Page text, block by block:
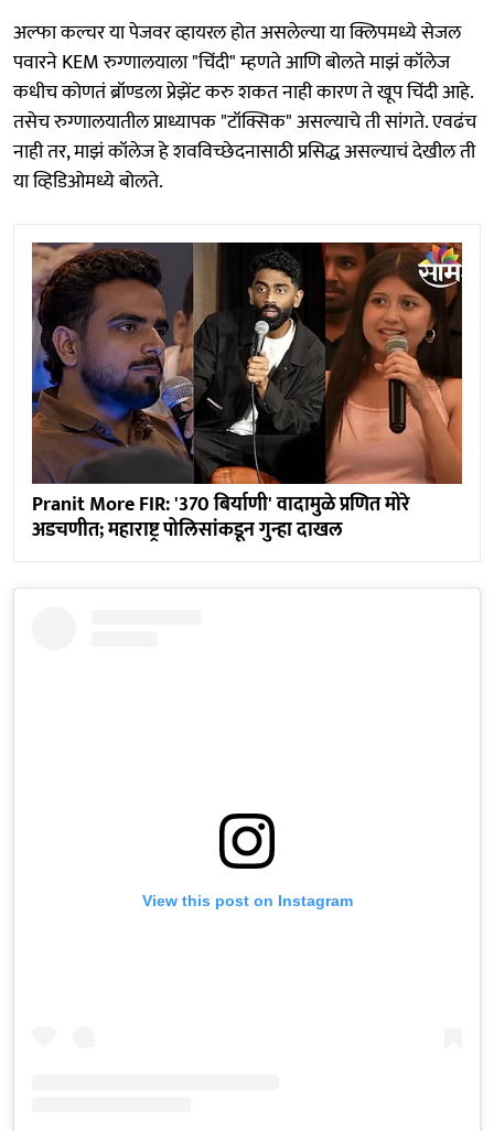
अल्फा कल्चर या पेजवर व्हायरल होत असलेल्या या क्लिपमध्ये सेजल
पवारने KEM रुग्णालयाला "चिंदी" म्हणते आणि बोलते माझं कॉलेज
कधीच कोणतं ब्रॉण्डला प्रेझेंट करु शकत नाही कारण ते खूप चिंदी आहे.
तसेच रुग्णालयातील प्राध्यापक "टॉक्सिक" असल्याचे ती सांगते. एवढंच
नाही तर, माझं कॉलेज हे शवविच्छेदनासाठी प्रसिद्ध असल्याचं देखील ती
या व्हिडिओमध्ये बोलते.
Pranit More FIR: '370 बिर्याणी' वादामुळे प्रणित मोरे
अडचणीत; महाराष्ट्र पोलिसांकडून गुन्हा दाखल
View this post on Instagram